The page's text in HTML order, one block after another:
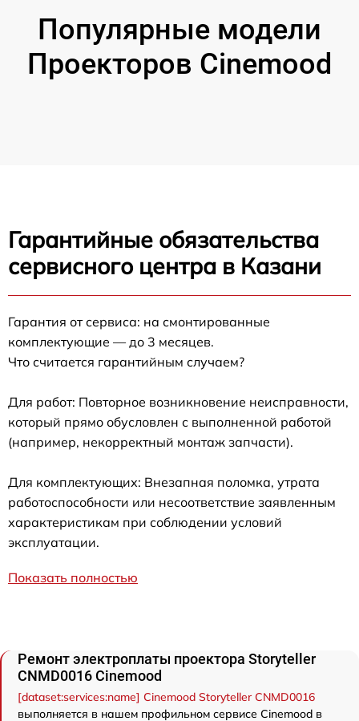
Популярные модели
Проекторов Cinemood
Гарантийные обязательства
сервисного центра в Казани
Гарантия от сервиса: на смонтированные
комплектующие — до 3 месяцев.
Что считается гарантийным случаем?
Для работ: Повторное возникновение неисправности,
который прямо обусловлен с выполненной работой
(например, некорректный монтаж запчасти).
Для комплектующих: Внезапная поломка, утрата
работоспособности или несоответствие заявленным
характеристикам при соблюдении условий
эксплуатации.
Показать полностью
Ремонт электроплаты проектора Storyteller
CNMD0016 Cinemood
[dataset:services:name] Cinemood Storyteller CNMD0016
выполняется в нашем профильном сервисе Cinemood в